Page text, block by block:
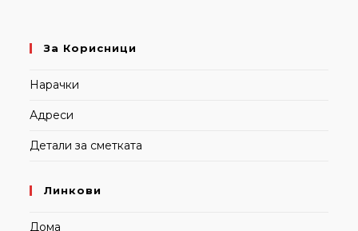
За Корисници
Нарачки
Адреси
Детали за сметката
Линкови
Дома